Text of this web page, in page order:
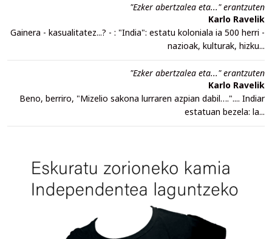
"Ezker abertzalea eta..." erantzuten
Karlo Ravelik
Gainera - kasualitatez...? - : "India": estatu koloniala ia 500 herri -
nazioak, kulturak, hizku...
"Ezker abertzalea eta..." erantzuten
Karlo Ravelik
Beno, berriro, "Mizelio sakona lurraren azpian dabil….".... Indiar
estatuan bezela: la...